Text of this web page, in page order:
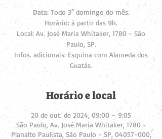
Data: Todo 3° domingo do mês.
Horário: à partir das 9h.
Local: Av. José Maria Whitaker, 1780 - São
Paulo, SP.
Infos. adicionais: Esquina com Alameda dos
Guatás.
Horário e local
20 de out. de 2024, 09:00 – 9:05
São Paulo, Av. José Maria Whitaker, 1780 -
Planalto Paulista, São Paulo - SP, 04057-000,